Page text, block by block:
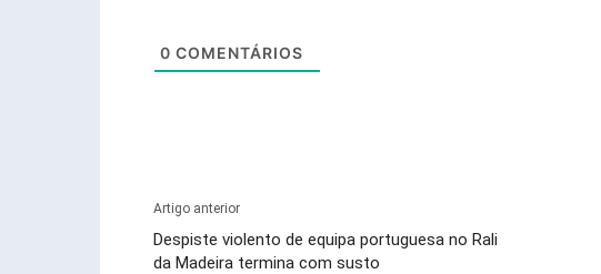
0 COMENTÁRIOS
Artigo anterior
Despiste violento de equipa portuguesa no Rali
da Madeira termina com susto